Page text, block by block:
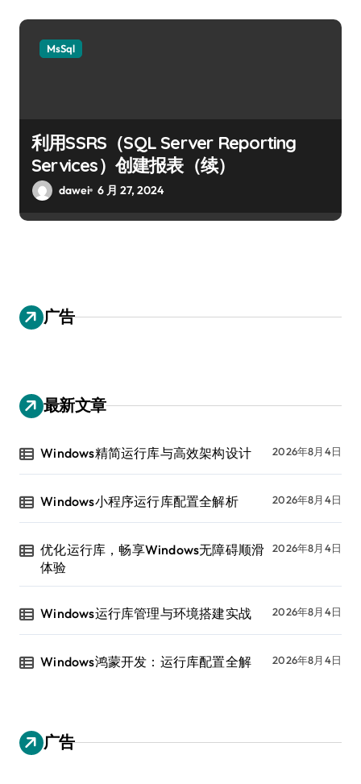
MsSql
利用SSRS（SQL Server Reporting
Services）创建报表（续）
dawei 6 月 27, 2024
广告
最新文章
Windows精简运行库与高效架构设计 2026年8月4日
Windows小程序运行库配置全解析 2026年8月4日
优化运行库，畅享Windows无障碍顺滑
体验
2026年8月4日
Windows运行库管理与环境搭建实战 2026年8月4日
Windows鸿蒙开发：运行库配置全解 2026年8月4日
广告